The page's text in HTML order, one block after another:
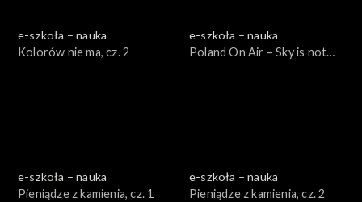
e-szkoła – nauka
Kolorów nie ma, cz. 2
e-szkoła – nauka
Poland On Air – Sky is not
e-szkoła – nauka
Pieniądze z kamienia, cz. 1
e-szkoła – nauka
Pieniądze z kamienia, cz. 2